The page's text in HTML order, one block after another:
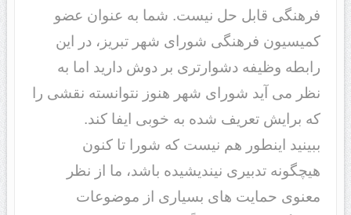
فرهنگی قابل حل نیست. شما به عنوان عضو
کمیسیون فرهنگی شورای شهر تبریز، در این
رابطه وظیفه دشوارتری بر دوش دارید اما به
نظر می آید شورای شهر هنوز نتوانسته نقشی را
که برایش تعریف شده به خوبی ایفا کند.
ببینید اینطور هم نیست که شورا تا کنون
هیچگونه تدبیری نیندیشیده باشد، ما از نظر
معنوی حمایت های بسیاری از موضوعات